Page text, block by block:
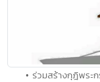
• ร่วมสร้างกุฎิพระ